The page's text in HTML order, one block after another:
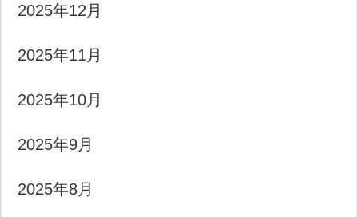
2025年12月
2025年11月
2025年10月
2025年9月
2025年8月